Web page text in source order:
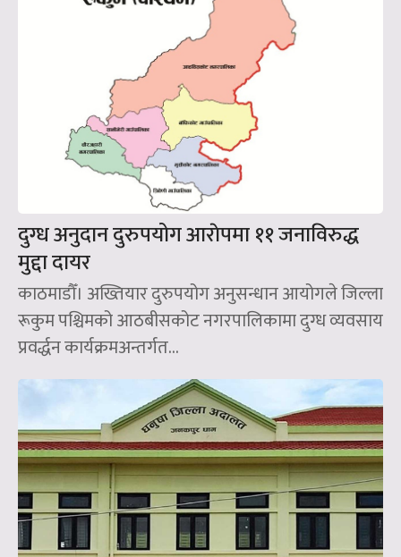
दुग्ध अनुदान दुरुपयोग आराेपमा ११ जनाविरुद्ध
मुद्दा दायर
काठमाडौँ। अख्तियार दुरुपयोग अनुसन्धान आयोगले जिल्ला
रूकुम पश्चिमको आठबीसकोट नगरपालिकामा दुग्ध व्यवसाय
प्रवर्द्धन कार्यक्रमअन्तर्गत...